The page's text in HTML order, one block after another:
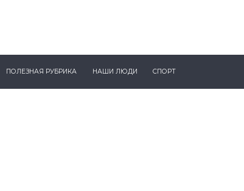
ПОЛЕЗНАЯ РУБРИКА НАШИ ЛЮДИ СПОРТ